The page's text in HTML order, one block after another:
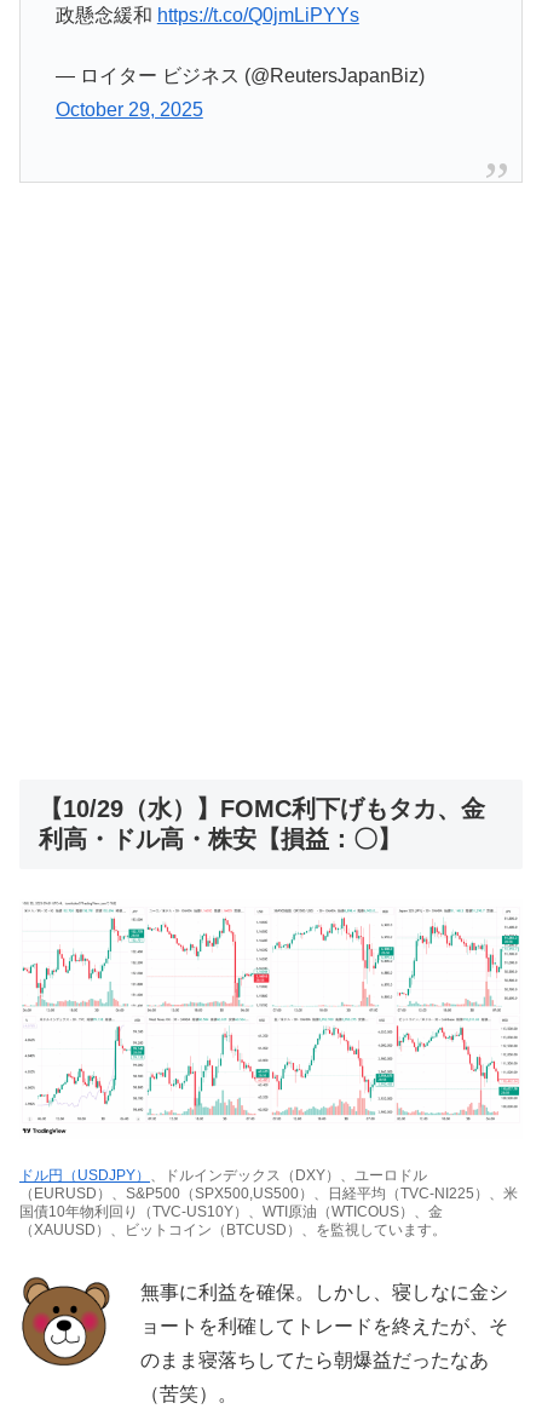
政懸念緩和 https://t.co/Q0jmLiPYYs
— ロイター ビジネス (@ReutersJapanBiz)
October 29, 2025
【10/29（水）】FOMC利下げもタカ、金
利高・ドル高・株安【損益：〇】
ドル円（USDJPY）
、ドルインデックス（DXY）、ユーロドル
（EURUSD）、S&P500（SPX500,US500）、日経平均（TVC-NI225）、米
国債10年物利回り（TVC-US10Y）、WTI原油（WTICOUS）、金
（XAUUSD）、ビットコイン（BTCUSD）、を監視しています。
無事に利益を確保。しかし、寝しなに金シ
ョートを利確してトレードを終えたが、そ
のまま寝落ちしてたら朝爆益だったなあ
（苦笑）。